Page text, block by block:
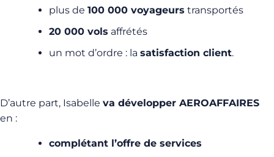
plus de 100 000 voyageurs transportés
20 000 vols affrétés
un mot d’ordre : la satisfaction client.
D’autre part, Isabelle va développer AEROAFFAIRES
en :
complétant l’offre de services